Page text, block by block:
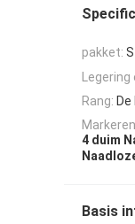
pakket:
Legering
Rang:
4 duim
Basis